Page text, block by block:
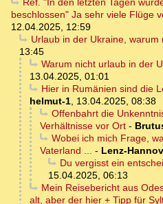
Ref. "In den letzten Tagen
beschlossen" Ja sehr viele Flüge
12.04.2025, 12:59
Urlaub in der Ukraine, warum
13:45
Warum nicht urlaub in der
13.04.2025, 01:01
Hier in Rumänien sind die
helmut-1, 13.04.2025, 08:38
Offenbahrt die
Verhältnisse vor Ort -
Wobei ich mich Frage,
Vaterland ... - Lenz-
Du vergisst ein
15.04.2025, 06:13
Mein Reisebericht aus
alt, aber der hier + Tipp für